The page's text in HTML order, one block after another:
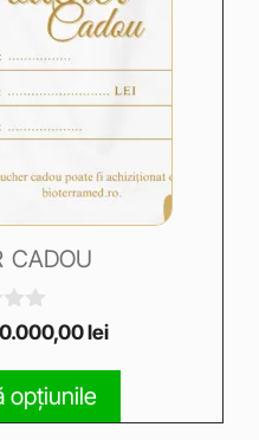
CADOU
lei
opțiunile